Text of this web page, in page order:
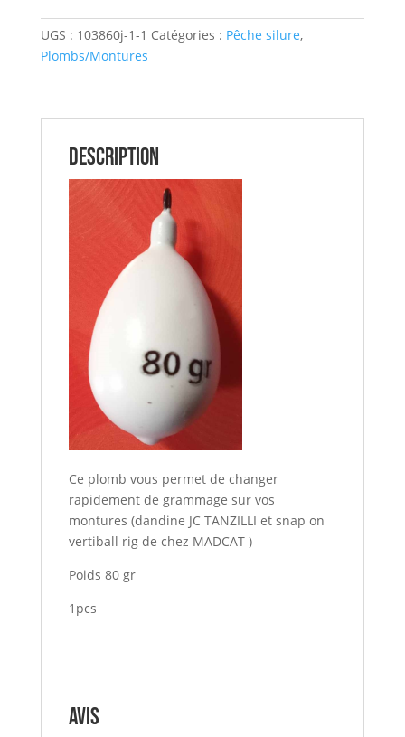
Silure
Oeuf
80
UGS : 103860j-1-1 Catégories : Pêche silure,
Plombs/Montures
Description
Ce plomb vous permet de changer
rapidement de grammage sur vos
montures (dandine JC TANZILLI et snap on
vertiball rig de chez MADCAT )
Poids 80 gr
1pcs
Avis